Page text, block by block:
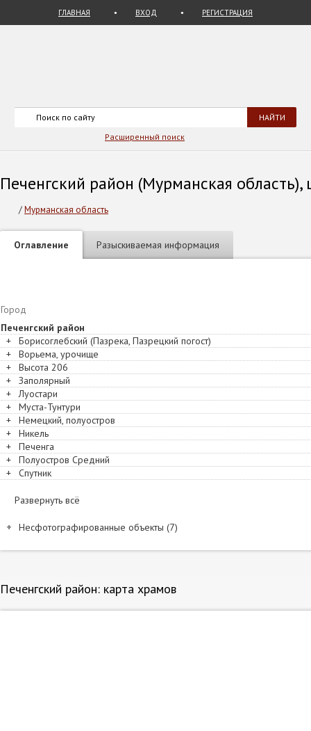
ГЛАВНАЯ ВХОД РЕГИСТРАЦИЯ
Расширенный поиск
Печенгский район (Мурманская
/Мурманская область
Оглавление Разыскиваемая информация
Город
Печенгский район
+
Борисоглебский (Пазрека, Пазрецкий погост)
+
Ворьема, урочище
+
Высота 206
+
Заполярный
+
Луостари
+
Муста-Тунтури
+
Немецкий, полуостров
+
Никель
+
Печенга
+
Полуостров Средний
+
Спутник
Развернуть всё
Несфотографированные объекты (7)
Название и расположение
Талвикюля, урочище. Неизвестная церковь
Печенгский район: карта храмов